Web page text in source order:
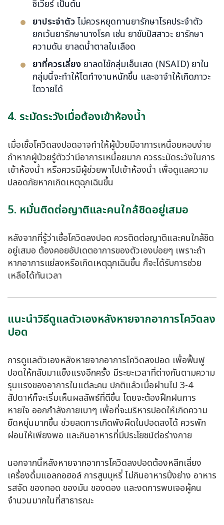
ซิเวียร์ เป็นต้น
ยาประจำตัวไม่ควรหยุดทานยารักษาโรคประจำตัว
ยกเว้นยารักษาบางโรค เช่น ยาขับปัสสาวะ ยารักษา
ความดัน ยาลดน้ำตาลในเลือด
ยาที่ควรเลี่ยง ยาลดไข้กลุ่มเอ็นเสด (NSAID) ยาใน
กลุ่มนี้จะทำให้ไตทำงานหนักขึ้น และอาจำให้เกิดภาวะ
ไตวายได้
4. ระมัดระวังเมื่อต้องเข้าห้องน้ำ
เมื่อเชื้อโควิดลงปอดอาจทำให้ผู้ป่วยมีอาการเหนื่อยหอบง่าย
ถ้าหากผู้ป่วยรู้ตัวว่ามีอาการเหนื่อยมาก ควรระมัดระวังในการ
เข้าห้องน้ำ หรือควรมีผู้ช่วยพาไปเข้าห้องน้ำ เพื่อดูแลความ
ปลอดภัยหากเกิดเหตุฉุกเฉินขึ้น
5. หมั่นติดต่อญาติและคนใกล้ชิดอยู่เสมอ
หลังจากที่รู้ว่าเชื้อโควิดลงปอด ควรติดต่อญาติและคนใกล้ชิด
อยู่เสมอ ต้องคอยอัปเดตอาการของตัวเองบ่อยๆ เพราะถ้า
หากอาการแย่ลงหรือเกิดเหตุฉุกเฉินขึ้น ก็จะได้รับการช่วย
เหลือได้ทันเวลา
แนะนำวิธีดูแลตัวเองหลังหายจากอาการโควิดลง
ปอด
การดูแลตัวเองหลังหายจากอาการโควิดลงปอด เพื่อฟื้นฟู
ปอดให้กลับมาแข็งแรงอีกครั้ง มีระยะเวลาที่ต่างกันตามความ
รุนแรงของอาการในแต่ละคน ปกติแล้วเมื่อผ่านไป 3-4
สัปดาห์ก็จะเริ่มเห็นผลลัพธ์ที่ดีขึ้น โดยจะต้องฝึกฝนการ
หายใจ ออกกำลังกายเบาๆ เพื่อที่จะบริหารปอดให้เกิดความ
ยืดหยุ่นมากขึ้น ช่วยลดการเกิดพังผืดในปอดลงได้ ควรพัก
ผ่อนให้เพียงพอ และกินอาหารที่มีประโยชน์ต่อร่างกาย
นอกจากนี้หลังหายจากอาการโควิดลงปอดต้องหลีกเลี่ยง
เครื่องดื่มแอลกอฮอล์ การสูบบุหรี่ ไม่กินอาหารปิ้งย่าง อาหาร
รสจัด ของทอด ของมัน ของดอง และงดการพบเจอผู้คน
จำนวนมากในที่สาธารณะ